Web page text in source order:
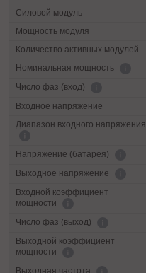
Силовой модуль
Мощность модуля
Количество активных модулей
Номинальная мощность
Число фаз (вход)
Входное напряжение
Диапазон входного напряжения
Напряжение (батарея)
Выходное напряжение
Входной коэффициент
мощности
Число фаз (выход)
Выходной коэффициент
мощности
Выходная частота